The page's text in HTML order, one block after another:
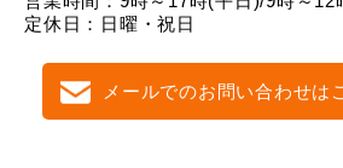
定休日：日曜・祝日
メールでのお問い合わせは